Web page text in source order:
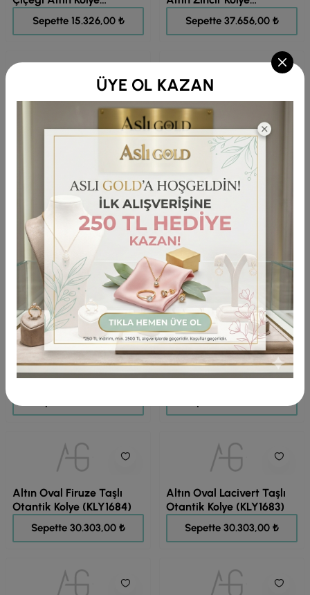
ÜYE OL KAZAN
(KLY1695)
Sepette 15.326,00 ₺
(KLY1692)
Sepette 37.656,00 ₺
Altın Tasarım Yaşam
Çiçeği Kolye (KLY1690)
67.919,00 ₺
Sepette 54.335,00 ₺
Taşlı Altın Deniz Ve
Güneş Kolye (KLY1689)
38.313,00 ₺
Sepette 30.651,00 ₺
Altın Deniz Ve Güneş
Kolye (KLY1688)
38.313,00 ₺
Sepette 30.651,00 ₺
Çınar Yaprağı Altın Mavi
Taşlı Kolye (KLY1687)
39.620,00 ₺
Sepette 31.696,00 ₺
Çınar Yaprağı Altın Taşlı
Kolye (KLY1686)
Altın Oval Taşlı Otantik
Kolye (KLY1685)
Altın Oval Firuze Taşlı
Otantik Kolye (KLY1684)
Sepette 30.303,00 ₺
Altın Oval Lacivert Taşlı
Otantik Kolye (KLY1683)
Sepette 30.303,00 ₺